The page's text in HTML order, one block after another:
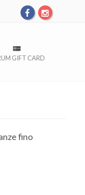
GIFT CARD
fino